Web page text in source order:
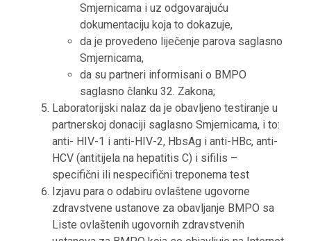
Smjernicama i uz odgovarajuću
dokumentaciju koja to dokazuje,
da je provedeno liječenje parova saglasno
Smjernicama,
da su partneri informisani o BMPO
saglasno članku 32. Zakona;
Laboratorijski nalaz da je obavljeno testiranje u
partnerskoj donaciji saglasno Smjernicama, i to:
anti- HIV-1 i anti-HIV-2, HbsAg i anti-HBc, anti-
HCV (antitijela na hepatitis C) i sifilis –
specifični ili nespecifični treponema test
Izjavu para o odabiru ovlaštene ugovorne
zdravstvene ustanove za obavljanje BMPO sa
Liste ovlaštenih ugovornih zdravstvenih